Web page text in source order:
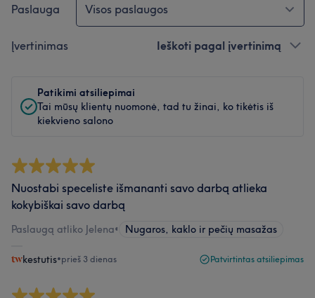
Paslauga Visos paslaugos
Įvertinimas Ieškoti pagal įvertinimą
Patikimi atsiliepimai
Tai mūsų klientų nuomonė, tad tu žinai, ko tikėtis iš
kiekvieno salono
Nuostabi speceliste išmananti savo darbą atlieka
kokybiškai savo darbą
Paslaugą atliko Jelena• Nugaros, kaklo ir pečių masažas
kestutis•prieš 3 dienas Patvirtintas atsiliepimas